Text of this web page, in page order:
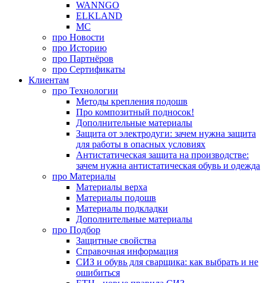
WANNGO
ELKLAND
MC
про Новости
про Историю
про Партнёров
про Сертификаты
Клиентам
про Технологии
Методы крепления подошв
Про композитный подносок!
Дополнительные материалы
Защита от электродуги: зачем нужна защита
для работы в опасных условиях
Антистатическая защита на производстве:
зачем нужна антистатическая обувь и одежда
про Материалы
Материалы верха
Материалы подошв
Материалы подкладки
Дополнительные материалы
про Подбор
Защитные свойства
Справочная информация
СИЗ и обувь для сварщика: как выбрать и не
ошибиться